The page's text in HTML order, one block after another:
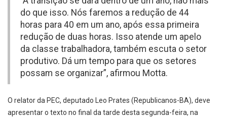
do que isso. Nós faremos a redução de 44
horas para 40 em um ano, após essa primeira
redução de duas horas. Isso atende um apelo
da classe trabalhadora, também escuta o setor
produtivo. Dá um tempo para que os setores
possam se organizar”, afirmou Motta.
O relator da PEC, deputado Leo Prates (Republicanos-BA), deve
apresentar o texto no final da tarde desta segunda-feira, na